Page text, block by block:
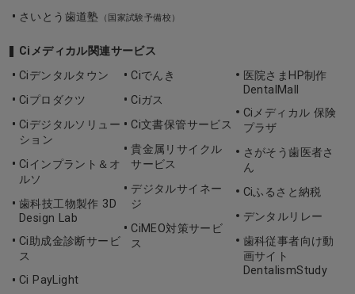
さいとう歯道塾 （国家試験予備校）
Ciメディカル関連サービス
Ciデンタルタウン
Ciプロダクツ
Ciデジタルソリュー
ション
Ciインプラント＆オ
ルソ
歯科技工物製作 3D
Design Lab
Ci助成金診断サービ
ス
Ci PayLight
Ciでんき
Ciガス
Ci文書保管サービス
貴金属リサイクル
サービス
デジタルサイネー
ジ
CiMEO対策サービ
ス
医院さまHP制作
DentalMall
Ciメディカル 保険
プラザ
さがそう歯医者さ
ん
Ciふるさと納税
デンタルリレー
歯科従事者向け動
画サイト
DentalismStudy